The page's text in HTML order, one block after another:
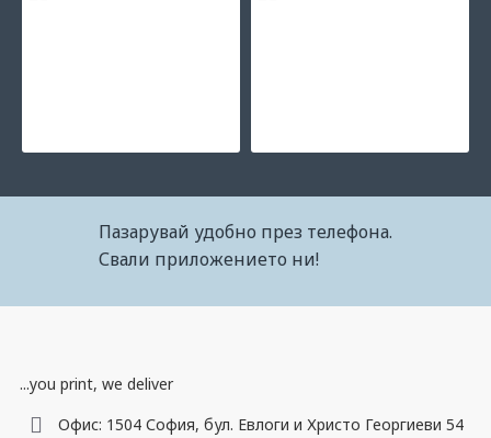
Пазарувай удобно през телефона.
Свали приложението ни!
...you print, we deliver
Офис: 1504 София, бул. Евлоги и Христо Георгиеви 54